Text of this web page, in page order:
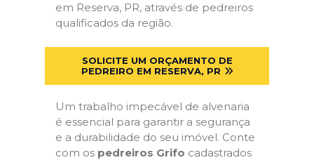
em Reserva, PR, através de pedreiros
qualificados da região.
SOLICITE UM ORÇAMENTO DE
PEDREIRO EM RESERVA, PR
Um trabalho impecável de alvenaria
é essencial para garantir a segurança
e a durabilidade do seu imóvel. Conte
com os pedreiros Grifo cadastrados